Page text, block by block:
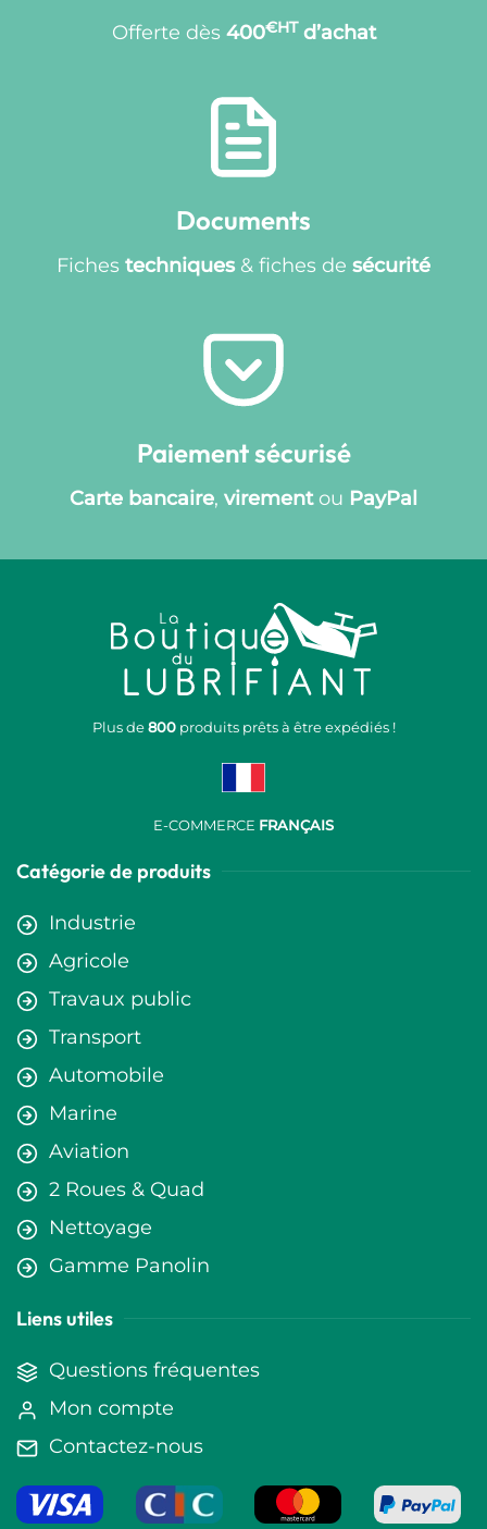
Offerte dès 400€HT d’achat
Documents
Fiches techniques& fiches de sécurité
Paiement sécurisé
Carte bancaire, virementou PayPal
Plus de800produits prêts à être expédiés !
E-COMMERCE FRANÇAIS
Catégorie de produits
Industrie
Agricole
Travaux public
Transport
Automobile
Marine
Aviation
2 Roues & Quad
Nettoyage
Gamme Panolin
Liens utiles
Questions fréquentes
Mon compte
Contactez-nous